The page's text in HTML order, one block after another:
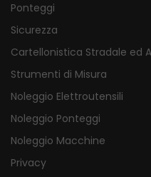
Ponteggi
Sicurezza
Cartellonistica Stradale ed
Strumenti di Misura
Noleggio Elettroutensili
Noleggio Ponteggi
Noleggio Macchine
Privacy